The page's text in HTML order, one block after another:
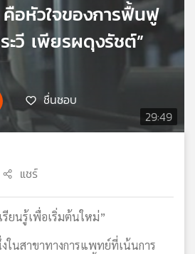
29:49
คือหัวใจของการฟื้นฟู
วี เพียรผดุงรัชต์”
ชื่นชอบ
แชร์
ยนรู้เพื่อเริ่มต้นใหม่”
ในสาขาทางการแพทย์ที่เน้นการ